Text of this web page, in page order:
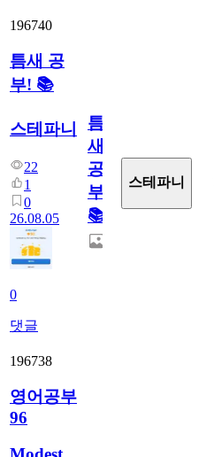
196740
틈새 공
부! 📚
스테파니
22
1
0
26.08.05
0
댓글
틈
새
공
부!
📚
스테파니
196738
영어공부
96